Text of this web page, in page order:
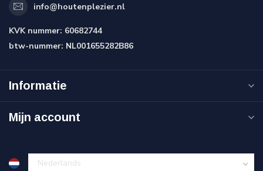
info@houtenplezier.nl
KVK nummer: 60682744
btw-nummer: NL001655282B86
Informatie
Mijn account